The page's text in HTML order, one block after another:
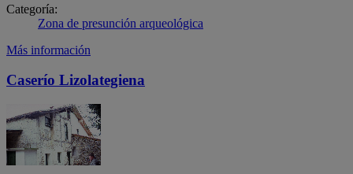
Categoría:
Zona de presunción arqueológica
Más información
Caserío Lizolategiena